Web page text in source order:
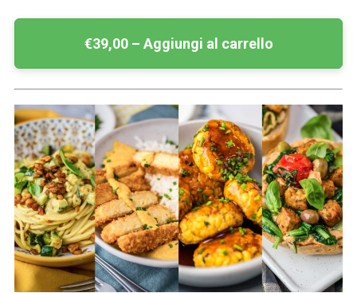
€39,00 – Aggiungi al carrello